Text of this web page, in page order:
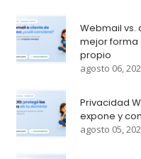
Webmail vs.
mejor forma
propio
agosto 06,
Privacidad
expone y
agosto 05,